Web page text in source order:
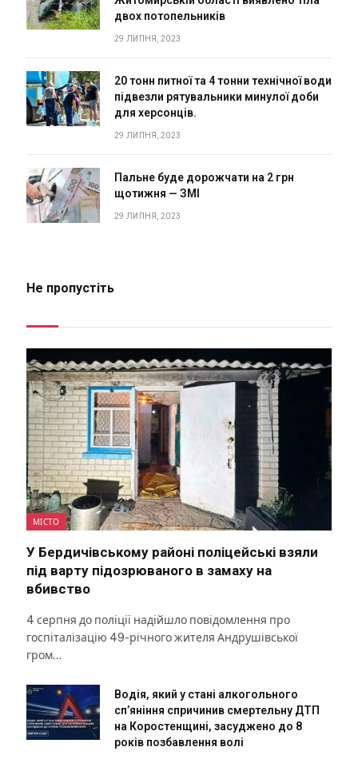
двох потопельників
29 ЛИПНЯ, 2023
20 тонн питної та 4 тонни технічної води
підвезли рятувальники минулої доби
для херсонців.
29 ЛИПНЯ, 2023
Пальне буде дорожчати на 2 грн
щотижня — ЗМІ
29 ЛИПНЯ, 2023
Не пропустіть
МІСТО
У Бердичівському районі поліцейські взяли
під варту підозрюваного в замаху на
вбивство
4 серпня до поліції надійшло повідомлення про
госпіталізацію 49-річного жителя Андрушівської
гром…
Водія, який у стані алкогольного
сп’яніння спричинив смертельну ДТП
на Коростенщині, засуджено до 8
років позбавлення волі